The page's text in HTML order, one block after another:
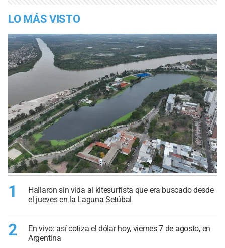
LO MÁS VISTO
1
Hallaron sin vida al kitesurfista que era buscado desde
el jueves en la Laguna Setúbal
2
En vivo: así cotiza el dólar hoy, viernes 7 de agosto, en
Argentina